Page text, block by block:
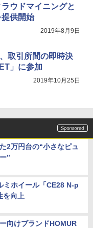
ウドマイニングと
供開始
2019年8月9日
取引所間の即時決
」に参加
2019年10月25日
2万円台の“小さなピュ
”
ミホイール「CE28 N-p
を向上
向けブランドHOMUR